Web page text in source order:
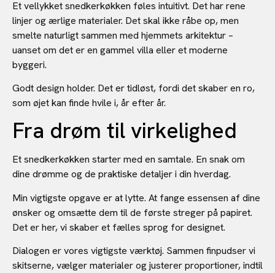
Et vellykket snedkerkøkken føles intuitivt. Det har rene
linjer og ærlige materialer. Det skal ikke råbe op, men
smelte naturligt sammen med hjemmets arkitektur –
uanset om det er en gammel villa eller et moderne
byggeri.
Godt design holder. Det er tidløst, fordi det skaber en ro,
som øjet kan finde hvile i, år efter år.
Fra drøm til virkelighed
Et snedkerkøkken starter med en samtale. En snak om
dine drømme og de praktiske detaljer i din hverdag.
Min vigtigste opgave er at lytte. At fange essensen af dine
ønsker og omsætte dem til de første streger på papiret.
Det er her, vi skaber et fælles sprog for designet.
Dialogen er vores vigtigste værktøj. Sammen finpudser vi
skitserne, vælger materialer og justerer proportioner, indtil